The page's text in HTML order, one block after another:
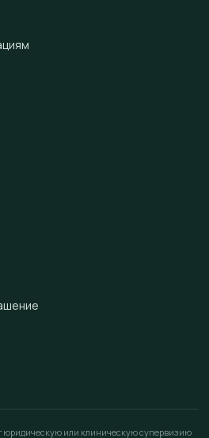
юридическую или клиническую супервизию